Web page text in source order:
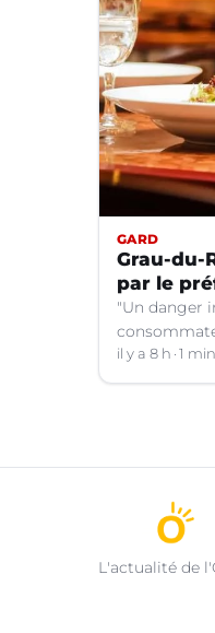
GARD
Grau-du-
par le
"Un danger
il y a 8 h 1 min
L'actualité de